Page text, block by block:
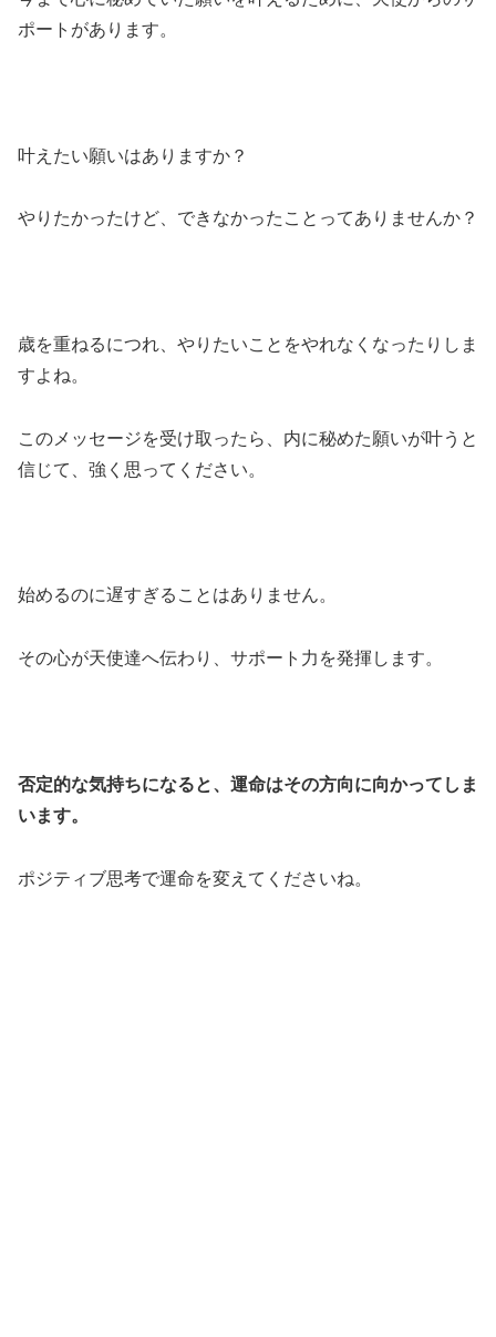
ポートがあります。
叶えたい願いはありますか？
やりたかったけど、できなかったことってありませんか？
歳を重ねるにつれ、やりたいことをやれなくなったりしま
すよね。
このメッセージを受け取ったら、内に秘めた願いが叶うと
信じて、強く思ってください。
始めるのに遅すぎることはありません。
その心が天使達へ伝わり、サポート力を発揮します。
否定的な気持ちになると、運命はその方向に向かってしま
います。
ポジティブ思考で運命を変えてくださいね。